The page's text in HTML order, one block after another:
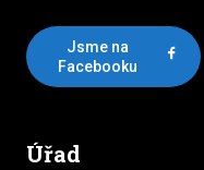
Jsme na
Facebooku
Úřad